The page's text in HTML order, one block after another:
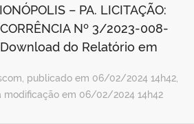
– PA. LICITAÇÃO:
Nº 3/2023-008-
do Relatório em
publicado em 06/02/2024 14h42,
modificação em 06/02/2024 14h42